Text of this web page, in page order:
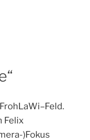
Felix
)Fokus